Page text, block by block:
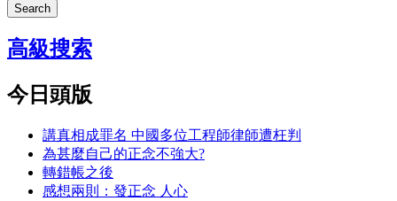
Search
高級搜索
今日頭版
講真相成罪名 中國多位工程師律師遭枉判
為甚麼自己的正念不強大?
轉錯帳之後
感想兩則：發正念 人心